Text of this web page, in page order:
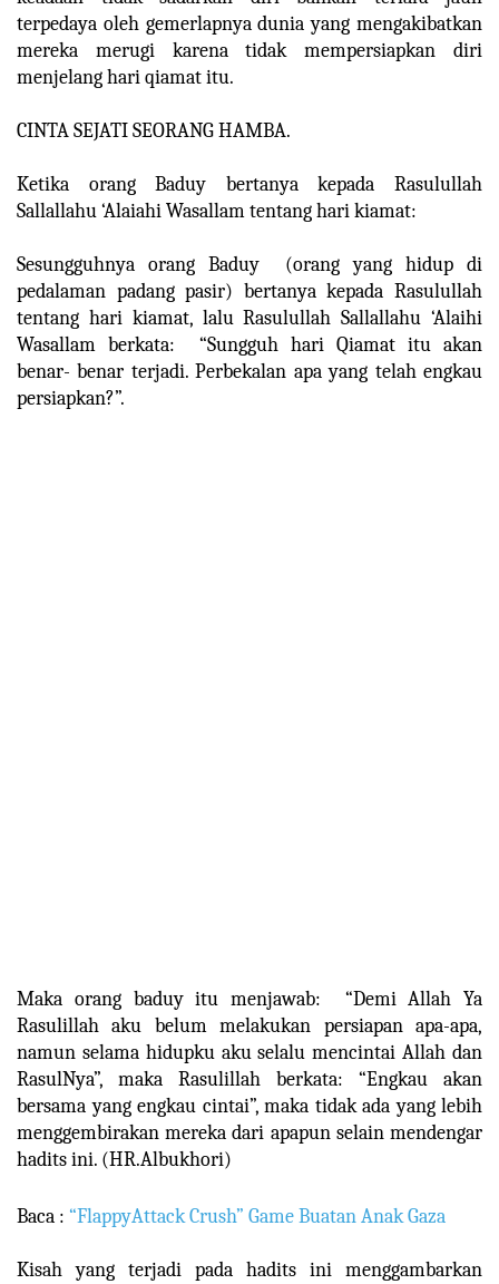
terpedaya oleh gemerlapnya dunia yang mengakibatkan
mereka merugi karena tidak mempersiapkan diri
menjelang hari qiamat itu.
CINTA SEJATI SEORANG HAMBA.
Ketika orang Baduy bertanya kepada Rasulullah
Sallallahu ‘Alaiahi Wasallam tentang hari kiamat:
Sesungguhnya orang Baduy (orang yang hidup di
pedalaman padang pasir) bertanya kepada Rasulullah
tentang hari kiamat, lalu Rasulullah Sallallahu ‘Alaihi
Wasallam berkata: “Sungguh hari Qiamat itu akan
benar- benar terjadi. Perbekalan apa yang telah engkau
persiapkan?”.
Maka orang baduy itu menjawab: “Demi Allah Ya
Rasulillah aku belum melakukan persiapan apa-apa,
namun selama hidupku aku selalu mencintai Allah dan
RasulNya”, maka Rasulillah berkata: “Engkau akan
bersama yang engkau cintai”, maka tidak ada yang lebih
menggembirakan mereka dari apapun selain mendengar
hadits ini. (HR.Albukhori)
Baca : “FlappyAttack Crush” Game Buatan Anak Gaza
Kisah yang terjadi pada hadits ini menggambarkan